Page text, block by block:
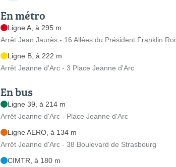
En métro
Ligne A, à 295 m
Arrêt Jean Jaurès - 16 Allées du Président Franklin
Ligne B, à 222 m
Arrêt Jeanne d'Arc - 3 Place Jeanne d'Arc
En bus
Ligne 39, à 214 m
Arrêt Jeanne d'Arc - Place Jeanne d'Arc
Ligne AERO, à 134 m
Arrêt Jeanne d'Arc - 38 Boulevard de Strasbourg
CIMTR, à 180 m